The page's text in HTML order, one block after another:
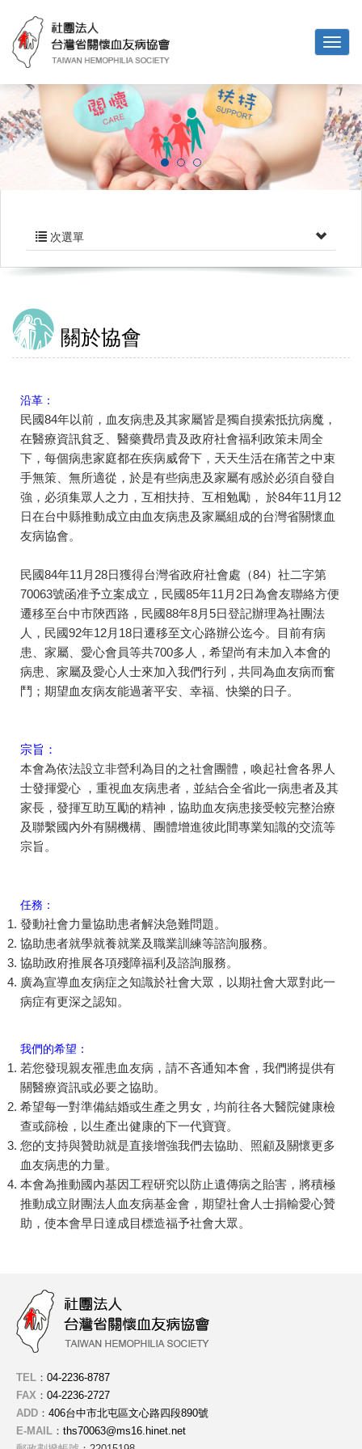
次選單
關於協會
沿革：
民國84年以前，血友病患及其家屬皆是獨自摸索抵抗病魔，
在醫療資訊貧乏、醫藥費昂貴及政府社會福利政策未周全
下，每個病患家庭都在疾病威脅下，天天生活在痛苦之中束
手無策、無所適從，於是有些病患及家屬有感於必須自發自
強，必須集眾人之力，互相扶持、互相勉勵， 於84年11月12
日在台中縣推動成立由血友病患及家屬組成的台灣省關懷血
友病協會。
民國84年11月28日獲得台灣省政府社會處（84）社二字第
70063號函准予立案成立，民國85年11月2日為會友聯絡方便
遷移至台中市陝西路，民國88年8月5日登記辦理為社團法
人，民國92年12月18日遷移至文心路辦公迄今。目前有病
患、家屬、愛心會員等共700多人，希望尚有未加入本會的
病患、家屬及愛心人士來加入我們行列，共同為血友病而奮
鬥；期望血友病友能過著平安、幸福、快樂的日子。
宗旨：
本會為依法設立非營利為目的之社會團體，喚起社會各界人
士發揮愛心 ，重視血友病患者，並結合全省此一病患者及其
家長，發揮互助互勵的精神，協助血友病患接受較完整治療
及聯繫國內外有關機構、團體增進彼此間專業知識的交流等
宗旨。
任務：
發動社會力量協助患者解決急難問題。
協助患者就學就養就業及職業訓練等諮詢服務。
協助政府推展各項殘障福利及諮詢服務。
廣為宣導血友病症之知識於社會大眾，以期社會大眾對此一
病症有更深之認知。
我們的希望：
若您發現親友罹患血友病，請不吝通知本會，我們將提供有
關醫療資訊或必要之協助。
希望每一對準備結婚或生產之男女，均前往各大醫院健康檢
查或篩檢，以生產出健康的下一代寶寶。
您的支持與贊助就是直接增強我們去協助、照顧及關懷更多
血友病患的力量。
本會為推動國內基因工程研究以防止遺傳病之貽害，將積極
推動成立財團法人血友病基金會，期望社會人士捐輸愛心贊
助，使本會早日達成目標造福予社會大眾。
TEL ： 04-2236-8787
FAX ： 04-2236-2727
ADD ： 406台中市北屯區文心路四段890號
E-MAIL ： ths70063@ms16.hinet.net